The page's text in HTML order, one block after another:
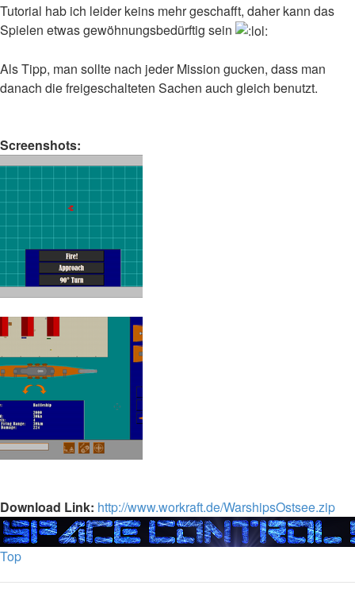
Tutorial hab ich leider keins mehr geschafft, daher kann das
Spielen etwas gewöhnungsbedürftig sein
Als Tipp, man sollte nach jeder Mission gucken, dass man
danach die freigeschalteten Sachen auch gleich benutzt.
Screenshots:
Download Link: http://www.workraft.de/WarshipsOstsee.zip
Top